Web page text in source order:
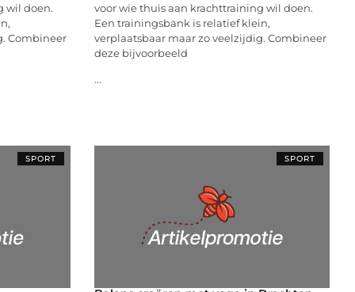
wil doen.
Combineer
voor wie thuis aan krachttraining wil doen.
Een trainingsbank is relatief klein,
verplaatsbaar maar zo veelzijdig. Combineer
deze bijvoorbeeld
...
SPORT SPORT